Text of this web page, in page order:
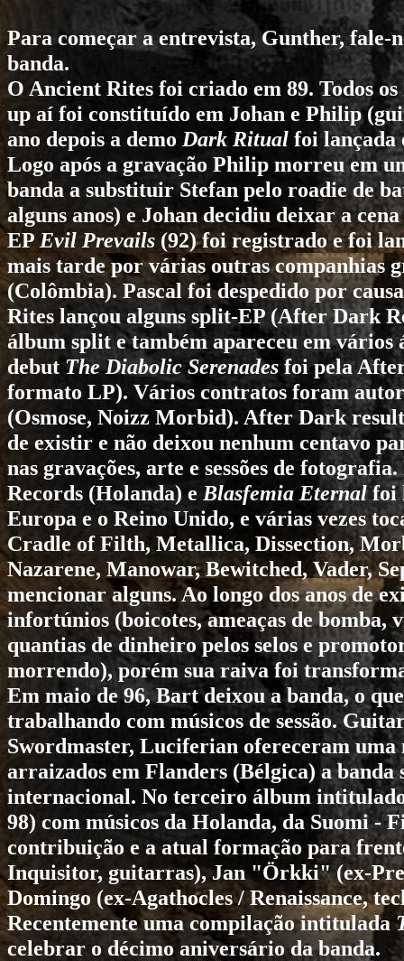
Para começar a entrevista, Gunther, fale-
banda.
O Ancient Rites foi criado em 89. Todos
up aí foi constituído em Johan e Philip
ano depois a demo Dark Ritual foi lançada
Logo após a gravação Philip morreu em
banda a substituir Stefan pelo roadie de
alguns anos) e Johan decidiu deixar a
EP Evil Prevails (92) foi registrado e foi
mais tarde por várias outras companhias
(Colômbia). Pascal foi despedido por
Rites lançou alguns split-EP (After Dark
álbum split e também apareceu em
debut The Diabolic Serenades foi pela
formato LP). Vários contratos foram
(Osmose, Noizz Morbid). After Dark
de existir e não deixou nenhum centavo
nas gravações, arte e sessões de
Records (Holanda) e Blasfemia Eternalfoi
Europa e o Reino Unido, e várias vezes
Cradle of Filth, Metallica, Dissection,
Nazarene, Manowar,Bewitched, Vader,
mencionar alguns. Ao longo dos anos de
infortúnios (boicotes, ameaças de bomba,
quantias de dinheiro pelos selos e
morrendo), porém sua raiva foi
Em maio de 96, Bart deixou a banda, o
trabalhando com músicos de sessão.
Swordmaster, Luciferian ofereceram
arraizados em Flanders (Bélgica) a
internacional. No terceiro álbum
98) com músicos da Holanda, da Suomi -
contribuição e a atual formação para
Inquisitor, guitarras), Jan "Örkki" (ex-
Domingo (ex-Agathocles/Renaissance,
Recentemente uma compilação intitulada
celebrar o décimo aniversário da banda.